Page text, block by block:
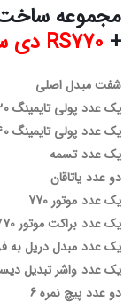
مجموعه
+ RS770 دی سی
شفت مبدل اصلی
یک عدد پولی تایمینگ 20 دنده
یک عدد پولی تایمینگ 40 دنده
یک عدد تسمه
دو عدد یاتاقان
یک عدد موتور 770
یک عدد براکت موتور 770
یک عدد مبدل دریل به
یک عدد واشر تبدیل
دو عدد پیچ نمره 6